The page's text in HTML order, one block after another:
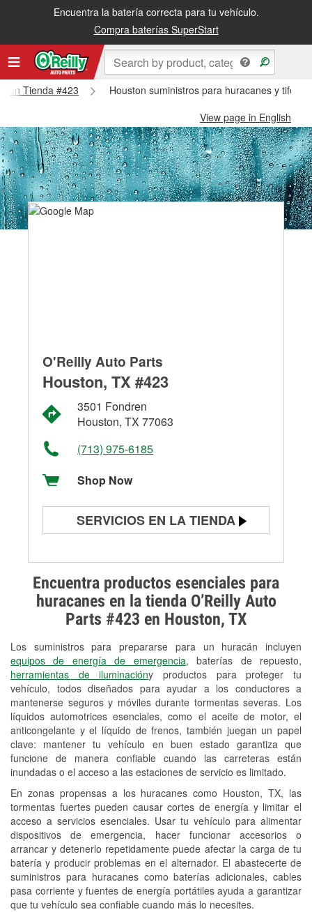
Encuentra la batería correcta para tu vehículo.
Compra baterías SuperStart
Tienda #423
Houston suministros para huracanes y
View page in English
Encuentra productos esenciales para
huracanes en la tienda O’Reilly Auto
Parts #423 en Houston, TX
Los suministros para prepararse para un huracán incluyen
equipos de energía de emergencia, baterías de repuesto,
herramientas de iluminacióny productos para proteger tu
vehículo, todos diseñados para ayudar a los conductores a
mantenerse seguros y móviles durante tormentas severas. Los
líquidos automotrices esenciales, como el aceite de motor, el
anticongelante y el líquido de frenos, también juegan un papel
clave: mantener tu vehículo en buen estado garantiza que
funcione de manera confiable cuando las carreteras están
inundadas o el acceso a las estaciones de servicio es limitado.
En zonas propensas a los huracanes como Houston, TX, las
tormentas fuertes pueden causar cortes de energía y limitar el
acceso a servicios esenciales. Usar tu vehículo para alimentar
dispositivos de emergencia, hacer funcionar accesorios o
arrancar y detenerlo repetidamente puede afectar la carga de tu
batería y producir problemas en el alternador. El abastecerte de
suministros para huracanes como baterías adicionales, cables
pasa corriente y fuentes de energía portátiles ayuda a garantizar
que tu vehículo sea confiable cuando más lo necesites.
O'Reilly Auto Parts
Houston, TX #423
3501 Fondren
Houston, TX 77063
(713) 975-6185
Shop Now
SERVICIOS EN LA TIENDA
Prueba de alternadores y
arrancadores
Revisión de la luz "Check Engine"
Reciclaje de baterías y aceite
Instalación de bombillas de faros
Instalación de limpiaparabrisas
Programa de Préstamo de
Herramientas
Mezcla de pinturas
Rectificación de tambores y discos de
freno
Hurricane Supplies
Tornado Supplies
Conoce más